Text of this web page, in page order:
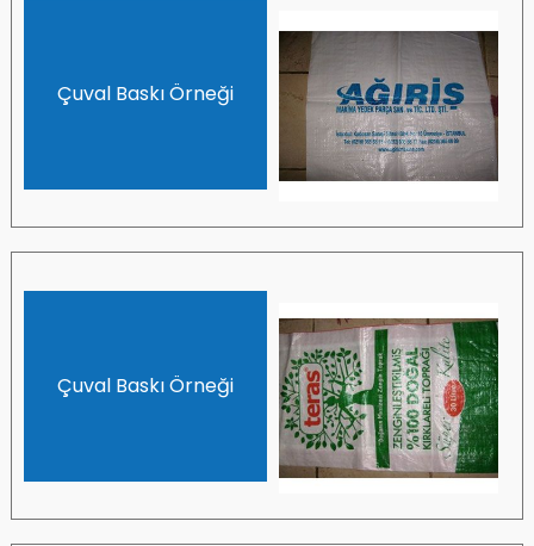
Çuval Baskı Örneği
Çuval Baskı Örneği